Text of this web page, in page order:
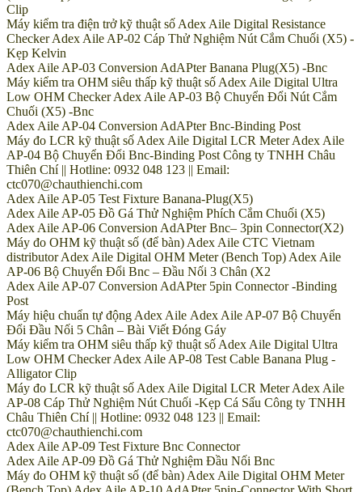
Clip
Máy kiểm tra điện trở kỹ thuật số Adex Aile Digital Resistance
Checker Adex Aile AP-02 Cáp Thử Nghiệm Nút Cắm Chuối (X5) -
Kẹp Kelvin
Adex Aile AP-03 Conversion AdAPter Banana Plug(X5) -Bnc
Máy kiểm tra OHM siêu thấp kỹ thuật số Adex Aile Digital Ultra
Low OHM Checker Adex Aile AP-03 Bộ Chuyển Đổi Nút Cắm
Chuối (X5) -Bnc
Adex Aile AP-04 Conversion AdAPter Bnc-Binding Post
Máy đo LCR kỹ thuật số Adex Aile Digital LCR Meter Adex Aile
AP-04 Bộ Chuyển Đổi Bnc-Binding Post Công ty TNHH Châu
Thiên Chí || Hotline: 0932 048 123 || Email:
ctc070@chauthienchi.com
Adex Aile AP-05 Test Fixture Banana-Plug(X5)
Adex Aile AP-05 Đồ Gá Thử Nghiệm Phích Cắm Chuối (X5)
Adex Aile AP-06 Conversion AdAPter Bnc– 3pin Connector(X2)
Máy đo OHM kỹ thuật số (để bàn) Adex Aile CTC Vietnam
distributor Adex Aile Digital OHM Meter (Bench Top) Adex Aile
AP-06 Bộ Chuyển Đổi Bnc – Đầu Nối 3 Chân (X2
Adex Aile AP-07 Conversion AdAPter 5pin Connector -Binding
Post
Máy hiệu chuẩn tự động Adex Aile Adex Aile AP-07 Bộ Chuyển
Đổi Đầu Nối 5 Chân – Bài Viết Đóng Gáy
Máy kiểm tra OHM siêu thấp kỹ thuật số Adex Aile Digital Ultra
Low OHM Checker Adex Aile AP-08 Test Cable Banana Plug -
Alligator Clip
Máy đo LCR kỹ thuật số Adex Aile Digital LCR Meter Adex Aile
AP-08 Cáp Thử Nghiệm Nút Chuối -Kẹp Cá Sấu Công ty TNHH
Châu Thiên Chí || Hotline: 0932 048 123 || Email:
ctc070@chauthienchi.com
Adex Aile AP-09 Test Fixture Bnc Connector
Adex Aile AP-09 Đồ Gá Thử Nghiệm Đầu Nối Bnc
Máy đo OHM kỹ thuật số (để bàn) Adex Aile Digital OHM Meter